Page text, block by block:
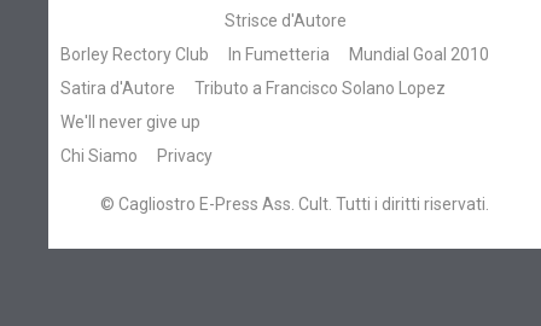
Strisce d'Autore
Borley Rectory Club
In Fumetteria
Mundial Goal 2010
Satira d'Autore
Tributo a Francisco Solano Lopez
We'll never give up
Chi Siamo
Privacy
© Cagliostro E-Press Ass. Cult. Tutti i diritti riservati.